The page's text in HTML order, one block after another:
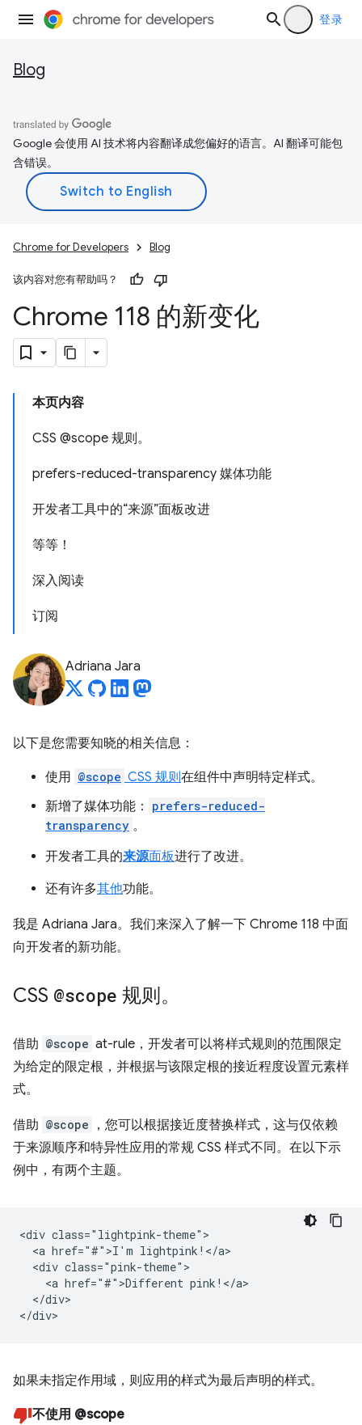
登录
Blog
Google 会使用 AI 技术将内容翻译成您偏好的语言。AI 翻译可能包
含错误。
Chrome for Developers Blog
该内容对您有帮助吗？
Chrome 118 的新变化
本页内容
CSS @scope 规则。
prefers-reduced-transparency 媒体功能
开发者工具中的“来源”面板改进
等等！
深入阅读
订阅
Adriana Jara
以下是您需要知晓的相关信息：
使用 @scope CSS 规则在组件中声明特定样式。
新增了媒体功能：
prefers-reduced-
transparency 。
开发者工具的来源面板进行了改进。
还有许多其他功能。
我是 Adriana Jara。我们来深入了解一下 Chrome 118 中面
向开发者的新功能。
CSS @scope 规则。
借助 @scope at-rule，开发者可以将样式规则的范围限定
为给定的限定根，并根据与该限定根的接近程度设置元素样
式。
借助 @scope
，您可以根据接近度替换样式，这与仅依赖
于来源顺序和特异性应用的常规 CSS 样式不同。在以下示
例中，有两个主题。
<div class="lightpink-theme">
  <a href="#">I'm lightpink!</a>
  <div class="pink-theme">
    <a href="#">Different pink!</a>
  </div>
如果未指定作用域，则应用的样式为最后声明的样式。
不使用 @scope